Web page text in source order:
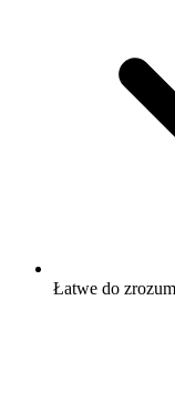
Łatwe do